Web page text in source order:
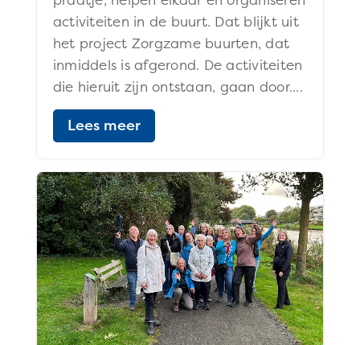
activiteiten in de buurt. Dat blijkt uit
het project Zorgzame buurten, dat
inmiddels is afgerond. De activiteiten
die hieruit zijn ontstaan, gaan door....
Lees meer